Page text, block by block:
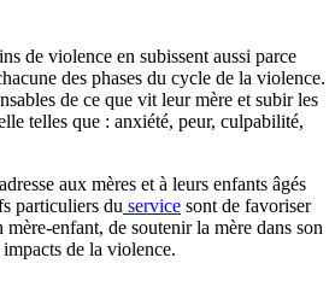
de violence en subissent aussi parce
des phases du cycle de la violence.
de ce que vit leur mère et subir les
telles que : anxiété, peur, culpabilité,
aux mères et à leurs enfants âgés
particuliers du service sont de favoriser
enfant, de soutenir la mère dans son
de la violence.